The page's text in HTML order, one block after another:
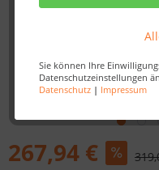
Sie können Ihre
Datenschutzeinstellungen
Datenschutz| Impressum
267,94 €